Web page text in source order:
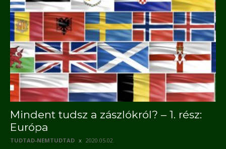
Mindent tudsz a zászlókról? – 1. rész:
Európa
TUDTAD-NEMTUDTAD 2020.05.02.